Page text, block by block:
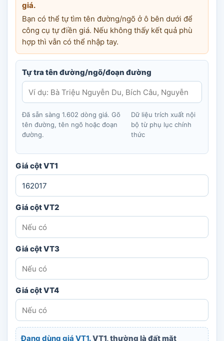
giá.
Bạn có thể tự tìm tên đường/ngõ ở ô bên dưới để
công cụ tự điền giá. Nếu không thấy kết quả phù
hợp thì vẫn có thể nhập tay.
Tự tra tên đường/ngõ/đoạn đường
Đã sẵn sàng 1.602 dòng giá. Gõ
tên đường, tên ngõ hoặc đoạn
đường.
Dữ liệu trích xuất nội
bộ từ phụ lục chính
thức
Giá cột VT1
Giá cột VT2
Giá cột VT3
Giá cột VT4
Đang dùng giá VT1.VT1, thường là đất mặt